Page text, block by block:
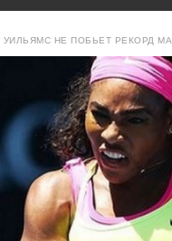
УИЛЬЯМС НЕ ПОБЬЕТ РЕКОРД